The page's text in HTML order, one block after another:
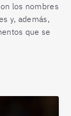
los nombres
y, además,
que se